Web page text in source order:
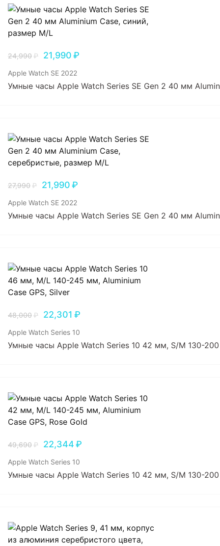
24,990₽ 21,990₽
Apple Watch SE 2022
Умные часы Apple Watch Series SE Gen 2 40 мм
27,990₽ 21,990₽
Apple Watch SE 2022
Умные часы Apple Watch Series SE Gen 2 40 мм
48,000₽ 22,301 ₽
Apple Watch Series 10
Умные часы Apple Watch Series 10 42 мм, S/M 130-
49,690₽ 22,344₽
Apple Watch Series 10
Умные часы Apple Watch Series 10 42 мм, S/M 130-